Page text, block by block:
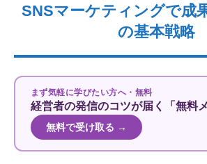
SNSマーケティングで成
の基本戦略
まず気軽に学びたい方へ・無料
経営者の発信のコツが届く「無料
無料で受け取る →